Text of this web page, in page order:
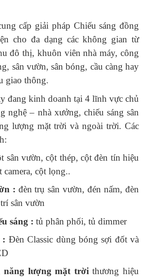
cấp giải pháp Chiếu sáng đồng
cho đa dạng các không gian từ
đô thị, khuôn viên nhà máy, công
sân vườn, sân bóng, cầu càng hay
giao thông.
đang kinh doanh tại 4 lĩnh vực chủ
nghệ – nhà xưởng, chiếu sáng sân
lượng mặt trời và ngoài trời. Các
sân vườn, cột thép, cột đèn tín hiệu
camera, cột lọng..
: đèn trụ sân vườn, đén nấm, đèn
sân vườn
sáng : tủ phân phối, tủ dimmer
: Đèn Classic dùng bóng sợi đốt và
năng lượng mặt trời thương hiệu